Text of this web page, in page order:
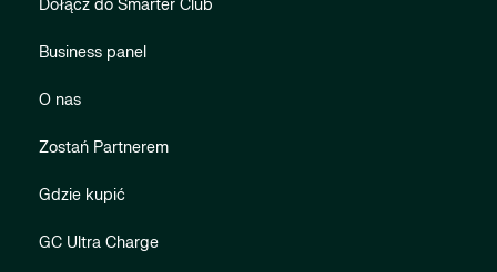
Dołącz do Smarter Club
Business panel
O nas
Zostań Partnerem
Gdzie kupić
GC Ultra Charge